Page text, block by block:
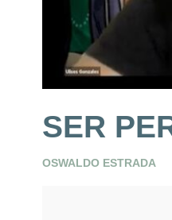
SER
OSWALDO ESTRADA